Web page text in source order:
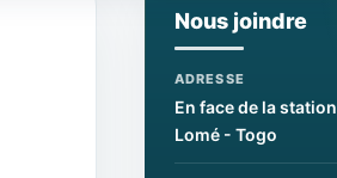
Nous joindre
ADRESSE
En face de la
Lomé - Togo